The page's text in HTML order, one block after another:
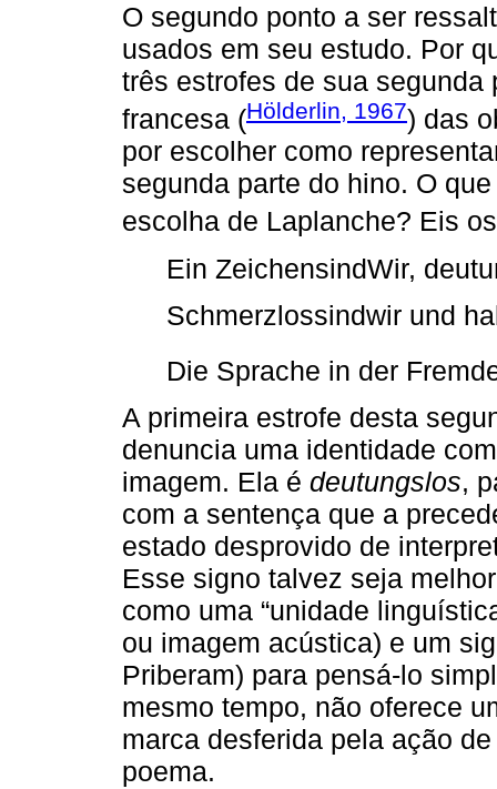
O segundo ponto a ser
usados em seu estudo. Por
três estrofes de sua segunda
francesa (Hölderlin, 1967) das
por escolher como
segunda parte do hino. O
escolha de Laplanche? Eis
Ein ZeichensindWir,
Schmerzlossindwir und
Die Sprache in der
A primeira estrofe desta
denuncia uma identidade
imagem. Ela é deutungslos,
com a sentença que a
estado desprovido de
Esse signo talvez seja
como uma “unidade
ou imagem acústica) e um
Priberam) para pensá-lo
mesmo tempo, não oferece
marca desferida pela ação
poema.